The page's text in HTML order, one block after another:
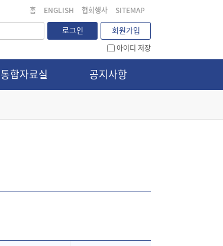
홈 ENGLISH 협회행사 SITEMAP
로그인 회원가입
아이디 저장
통합자료실 공지사항